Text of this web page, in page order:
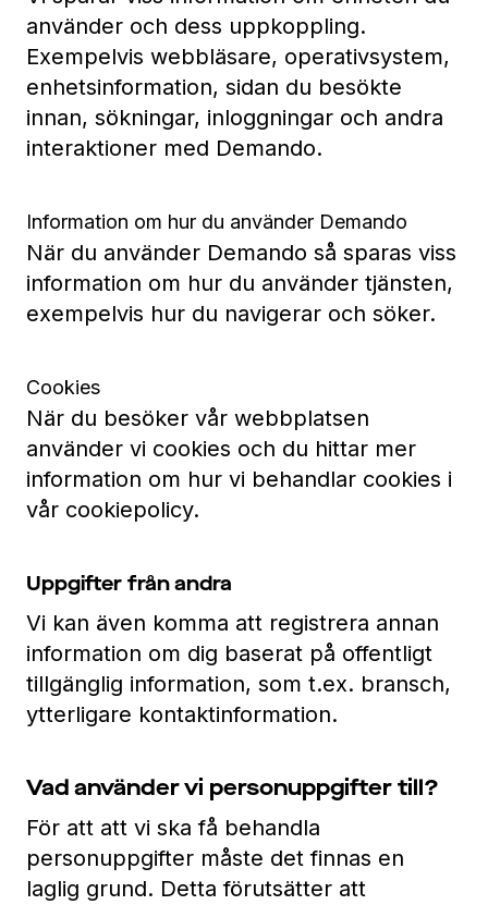
använder och dess uppkoppling.
Exempelvis webbläsare, operativsystem,
enhetsinformation, sidan du besökte
innan, sökningar, inloggningar och andra
interaktioner med Demando.
Information om hur du använder Demando
När du använder Demando så sparas viss
information om hur du använder tjänsten,
exempelvis hur du navigerar och söker.
Cookies
När du besöker vår webbplatsen
använder vi cookies och du hittar mer
information om hur vi behandlar cookies i
vår cookiepolicy.
Uppgifter från andra
Vi kan även komma att registrera annan
information om dig baserat på offentligt
tillgänglig information, som t.ex. bransch,
ytterligare kontaktinformation.
Vad använder vi personuppgifter till?
För att att vi ska få behandla
personuppgifter måste det finnas en
laglig grund. Detta förutsätter att